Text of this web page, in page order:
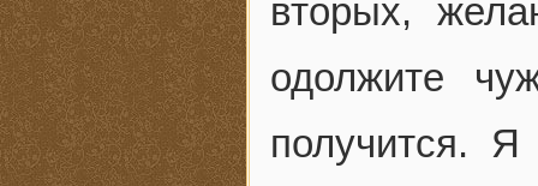
вторых,
одолжите
получится.